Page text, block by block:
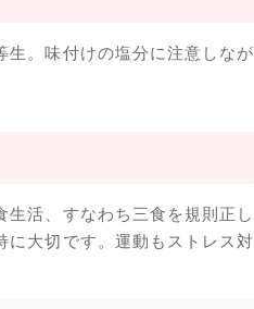
生。味付けの塩分に注意しなが
生活、すなわち三食を規則正し
に大切です。運動もストレス対